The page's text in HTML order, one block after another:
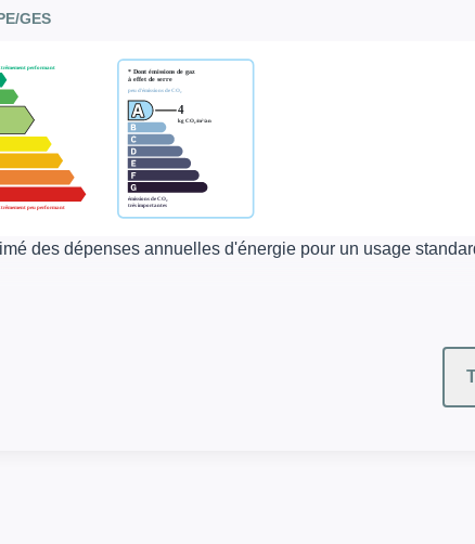
GES
des dépenses annuelles d'énergie pour un usage